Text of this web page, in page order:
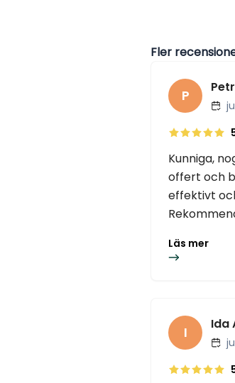
Fler
P
Kunniga,
offert och
effektivt
Läs mer
I Ida